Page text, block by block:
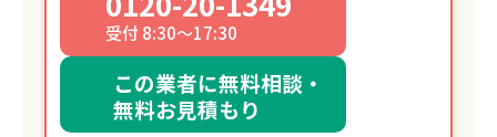
受付 8:30～17:30
この業者に無料相談・
無料お見積もり